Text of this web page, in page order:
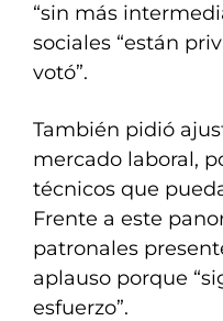
“sin más
sociales “están
votó”.
También pidió
mercado laboral,
técnicos que
Frente a este
patronales
aplauso porque
esfuerzo”.